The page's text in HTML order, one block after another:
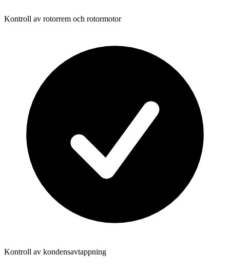
Kontroll av rotorrem och rotormotor
Kontroll av kondensavtappning